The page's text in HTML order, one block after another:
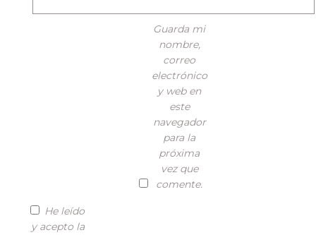
Guarda mi
nombre,
correo
electrónico
y web en
este
navegador
para la
próxima
vez que
comente.
He leído
y acepto la